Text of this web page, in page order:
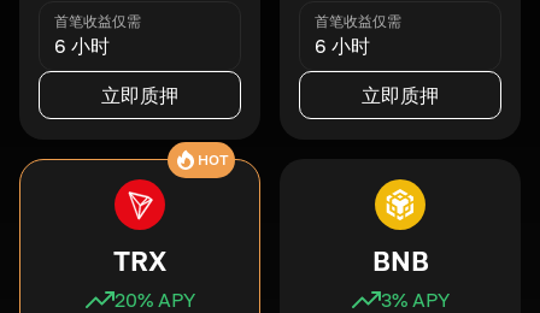
首笔收益仅需
6 小时
立即质押
首笔收益仅需
6 小时
立即质押
HOT
TRX
20% APY
BNB
3% APY